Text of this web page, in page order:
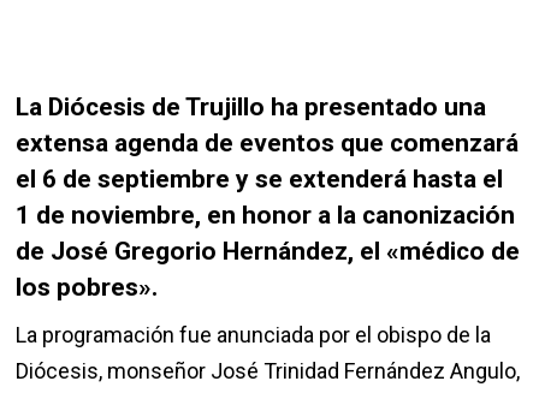
La Diócesis de Trujillo ha presentado una
extensa agenda de eventos que comenzará
el 6 de septiembre y se extenderá hasta el
1 de noviembre, en honor a la canonización
de José Gregorio Hernández, el «médico de
los pobres».
La programación fue anunciada por el obispo de la
Diócesis, monseñor José Trinidad Fernández Angulo,